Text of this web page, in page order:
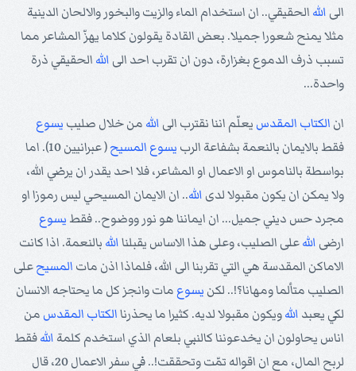
الى الله الحقيقي.. ان استخدام الماء والزيت والبخور والالحان الدينية
مثلا يمنح شعورا جميلا. بعض القادة يقولون كلاما يهزّ المشاعر مما
تسبب ذرف الدموع بغزارة، دون ان تقرب احد الى الله الحقيقي ذرة
واحدة...
ان الكتاب المقدس يعلّم اننا نقترب الى الله من خلال صليب يسوع
فقط بالايمان بالنعمة بشفاعة الرب يسوع المسيح
( عبرانيين 10). اما
بواسطة بالناموس او الاعمال او المشاعر، فلا احد يقدر ان يرضي الله،
ولا يمكن ان يكون مقبولا لدى الله.. ان الايمان المسيحي ليس رموزا او
مجرد حس ديني جميل... ان ايماننا هو نور ووضوح.. فقط يسوع
ارضى اللهعلى الصليب، وعلى هذا الاساس يقبلناالله بالنعمة. اذا كانت
الاماكن المقدسة هي التي تقربنا الى الله، فلماذا اذن مات المسيحعلى
الصليب متألما ومهانا؟!.. لكن يسوع مات وانجز كل ما يحتاجه الانسان
لكي يعبد اللهويكون مقبولا لديه. كثيرا ما يحذرناالكتاب المقدس من
اناس يحاولون ان يخدعوننا كالنبي بلعام الذي استخدم كلمة اللهفقط
لربح المال، مع ان اقواله تمّت وتحققت!.. في سفر الاعمال 20، قال